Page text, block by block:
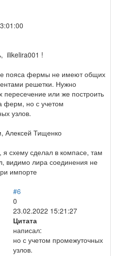
ilikelira001 !
пояса фермы не имеют общих
решетки. Нужно
пересечение или же построить
ферм, но с учетом
узлов.
Алексей Тищенко
схему сделал в компасе, там
видимо лира соединения не
импорте
#6
0
23.02.2022 15:21:27
Цитата
написал:
но с учетом промежуточных
узлов.